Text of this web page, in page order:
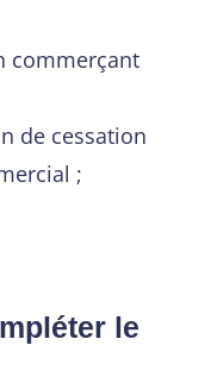
commerçant
de cessation
;
le